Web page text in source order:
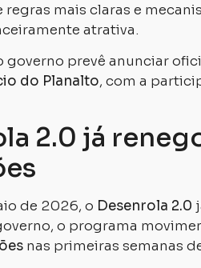
regras mais claras e
atrativa.
governo prevê anunciar
do Planalto, com a
2.0 já
de 2026, o Desenrola 2.0
o programa
nas primeiras semanas